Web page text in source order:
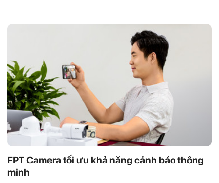
FPT Camera tối ưu khả năng cảnh báo thông
minh